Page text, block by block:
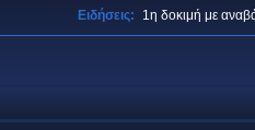
Ειδήσεις: 1η δοκιμή με